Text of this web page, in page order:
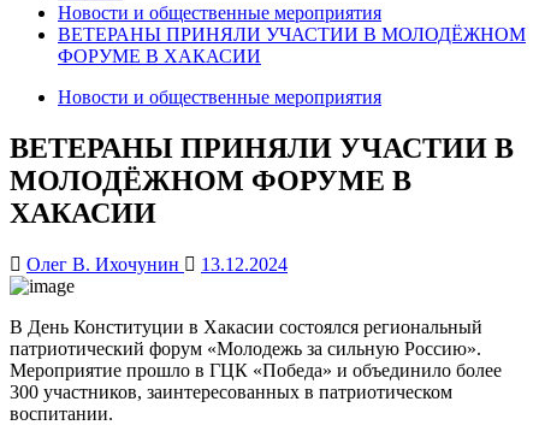
Новости и общественные мероприятия
ВЕТЕРАНЫ ПРИНЯЛИ УЧАСТИИ В МОЛОДЁЖНОМ
ФОРУМЕ В ХАКАСИИ
Новости и общественные мероприятия
ВЕТЕРАНЫ ПРИНЯЛИ УЧАСТИИ В
МОЛОДЁЖНОМ ФОРУМЕ В
ХАКАСИИ
Олег В. Ихочунин 13.12.2024
В День Конституции в Хакасии состоялся региональный
патриотический форум «Молодежь за сильную Россию».
Мероприятие прошло в ГЦК «Победа» и объединило более
300 участников, заинтересованных в патриотическом
воспитании.